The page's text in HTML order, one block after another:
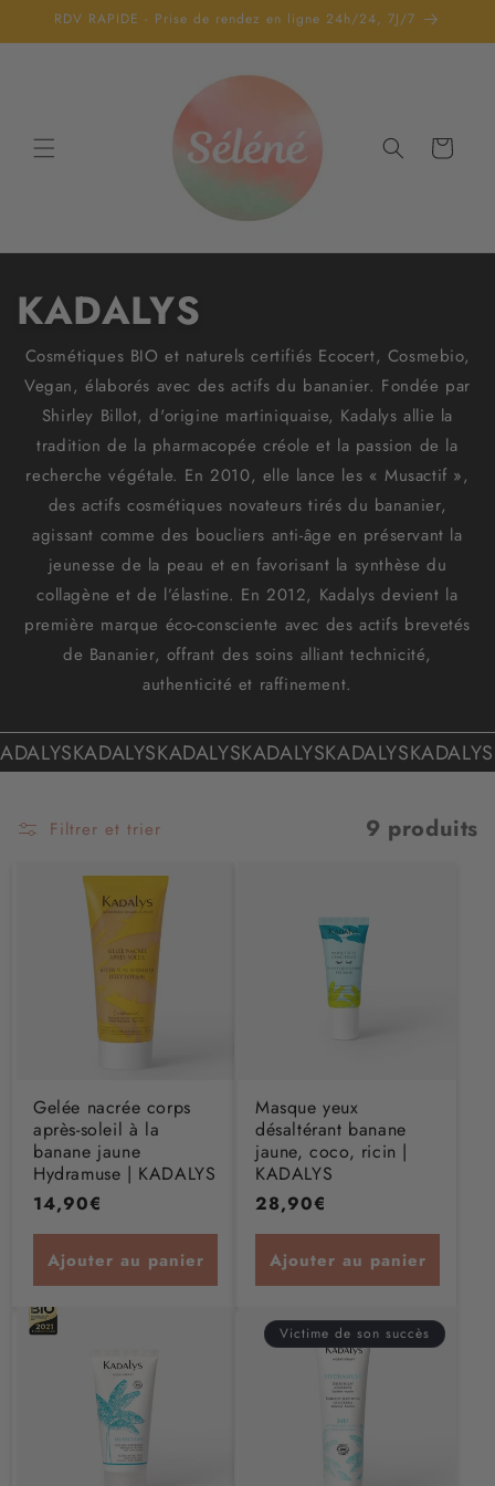
passer
au
RDV RAPIDE - Prise de rendez en ligne 24h/24, 7J/7
Panier
KADALYS
Cosmétiques BIO et naturels certifiés Ecocert, Cosmebio,
Vegan, élaborés avec des actifs du bananier. Fondée par
Shirley Billot, d'origine martiniquaise, Kadalys allie la
tradition de la pharmacopée créole et la passion de la
recherche végétale. En 2010, elle lance les « Musactif »,
des actifs cosmétiques novateurs tirés du bananier,
agissant comme des boucliers anti-âge en préservant la
jeunesse de la peau et en favorisant la synthèse du
collagène et de l’élastine. En 2012, Kadalys devient la
première marque éco-consciente avec des actifs brevetés
de Bananier, offrant des soins alliant technicité,
authenticité et raffinement.
KADALYSKADALYSKADALYSKADALYSKADALYS
Filtrer et trier 9 produits
Gelée nacrée corps
après-soleil à la
banane jaune
Hydramuse | KADALYS
Prix
habituel
14,90€
Ajouter au panier
Masque yeux
désaltérant banane
jaune, coco, ricin |
KADALYS
Prix
habituel
28,90€
Ajouter au panier
Victime de son succès